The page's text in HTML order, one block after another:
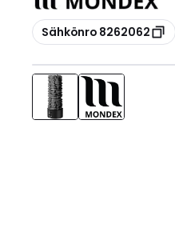
Kopioi
Sähkönro 8262062